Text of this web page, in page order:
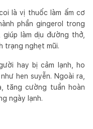
là vị thuốc làm ấm cơ
phần gingerol trong
làm dịu đường thở,
trạng nghẹt mũi.
hay bị cảm lạnh, ho
hen suyễn. Ngoài ra,
tăng cường tuần hoàn
ngày lạnh.